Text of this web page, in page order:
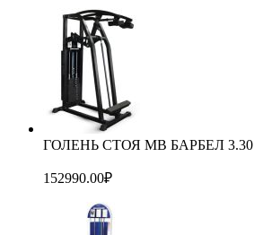
ГОЛЕНЬ СТОЯ MB БАРБЕЛ 3.30
152990.00₽